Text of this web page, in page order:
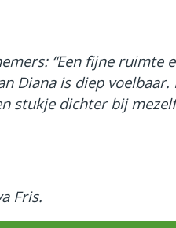
“Een fijne
Diana is diep
stukje dichter bij
Fris.